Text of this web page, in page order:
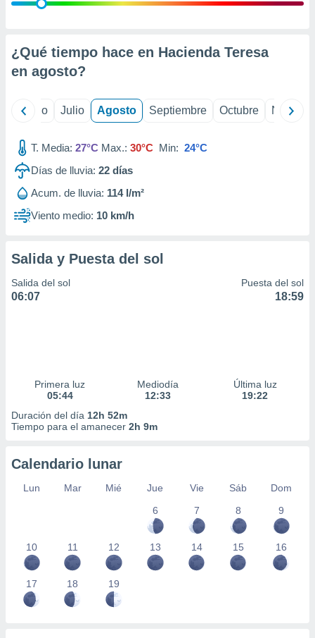
e
mediante
de
1199
¿Qué tiempo hace en Hacienda Teresa
en agosto?
Junio Julio Agosto Septiembre Octubre
T. Media: 27°C Max.: 30°C Min: 24°C
Días de lluvia: 22 días
Acum. de lluvia: 114 l/m²
Viento medio: 10 km/h
Salida y Puesta del sol
Salida del sol
06:07
Puesta del sol
18:59
Primera luz
05:44
Mediodía
12:33
Última luz
19:22
Duración del día 12h 52m
Tiempo para el amanecer 2h 9m
Calendario lunar
Lun Mar Mié Jue Vie Sáb
Dom
6
7 8 9
10 11 12 13 14 15 16
17 18 19